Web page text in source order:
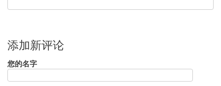
添加新评论
您的名字